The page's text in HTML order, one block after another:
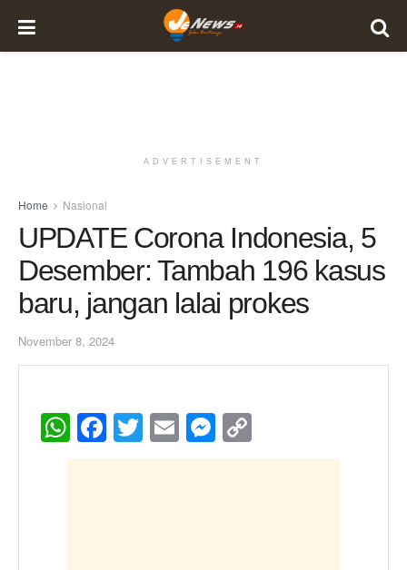
ADVERTISEMENT
Home Nasional
UPDATE Corona Indonesia, 5
Desember: Tambah 196 kasus
baru, jangan lalai prokes
November 8, 2024
W
h
F
a
T
wi
E
m
M
e o